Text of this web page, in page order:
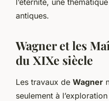
antiques.
Wagner et les
du XIXe siècle
Les travaux de Wagner
seulement à